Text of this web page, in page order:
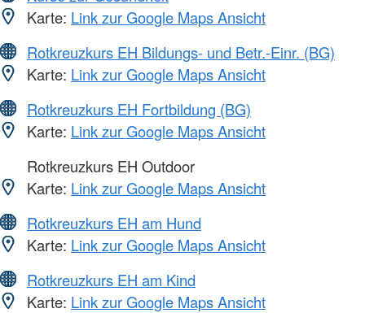
Karte: Link zur Google Maps Ansicht
Rotkreuzkurs EH Bildungs- und Betr.-Einr. (BG)
Karte: Link zur Google Maps Ansicht
Rotkreuzkurs EH Fortbildung (BG)
Karte: Link zur Google Maps Ansicht
Rotkreuzkurs EH Outdoor
Karte: Link zur Google Maps Ansicht
Rotkreuzkurs EH am Hund
Karte: Link zur Google Maps Ansicht
Rotkreuzkurs EH am Kind
Karte: Link zur Google Maps Ansicht